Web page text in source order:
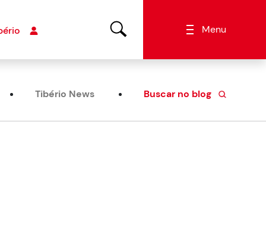
Menu
Tibério News Buscar no blog